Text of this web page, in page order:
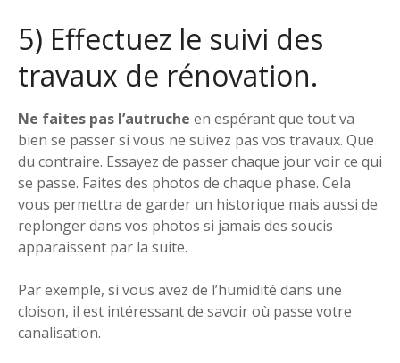
5) Effectuez le suivi des
travaux de rénovation.
Ne faites pas l’autruche en espérant que tout va
bien se passer si vous ne suivez pas vos travaux. Que
du contraire. Essayez de passer chaque jour voir ce qui
se passe. Faites des photos de chaque phase. Cela
vous permettra de garder un historique mais aussi de
replonger dans vos photos si jamais des soucis
apparaissent par la suite.
Par exemple, si vous avez de l’humidité dans une
cloison, il est intéressant de savoir où passe votre
canalisation.